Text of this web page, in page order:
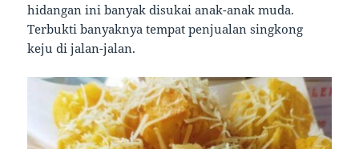
hidangan ini banyak disukai anak-anak muda.
Terbukti banyaknya tempat penjualan singkong
keju di jalan-jalan.